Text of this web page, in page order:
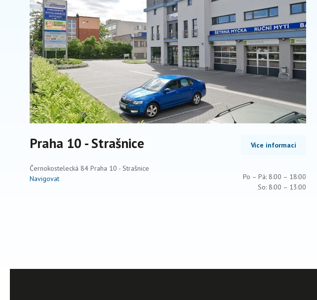
Praha 10 - Strašnice
Černokostelecká 84 Praha 10 - Strašnice
Navigovat
Více informací
Po – Pá: 8:00 – 18:00
So: 8:00 – 13:00